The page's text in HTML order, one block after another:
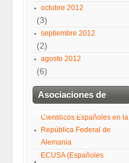
octubre 2012
(3)
septiembre 2012
(2)
agosto 2012
(6)
Asociaciones de
investigadores
Científicos Españoles en la
República Federal de
Alemania
ECUSA (Españoles